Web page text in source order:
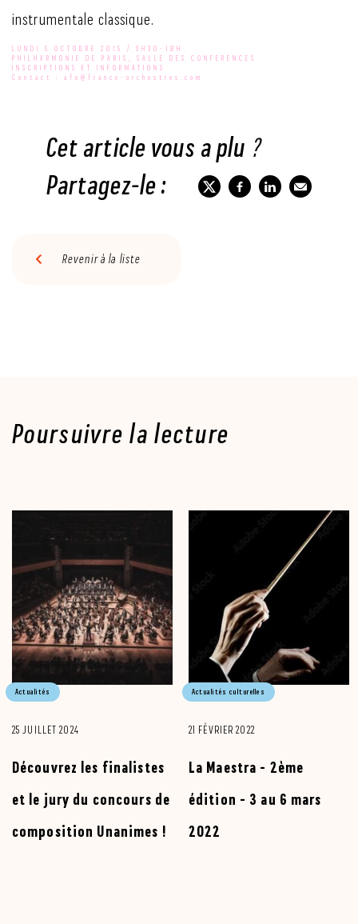
instrumentale classique.
LUNDI 5 OCTOBRE 2015 / 9H30-18H
PHILHARMONIE DE PARIS, SALLE DES CONFERENCES
INSCRIPTIONS
ET
INFORMATIONS
Contact : afo@france-orchestres.com
Revenir à la liste
Cet article vous a plu ?
Partagez-le :
Poursuivre la lecture
Actualités
25 JUILLET 2024
Découvrez les finalistes
et le jury du concours de
composition Unanimes !
Actualités culturelles
21 FÉVRIER 2022
La Maestra - 2ème
édition - 3 au 6 mars
2022